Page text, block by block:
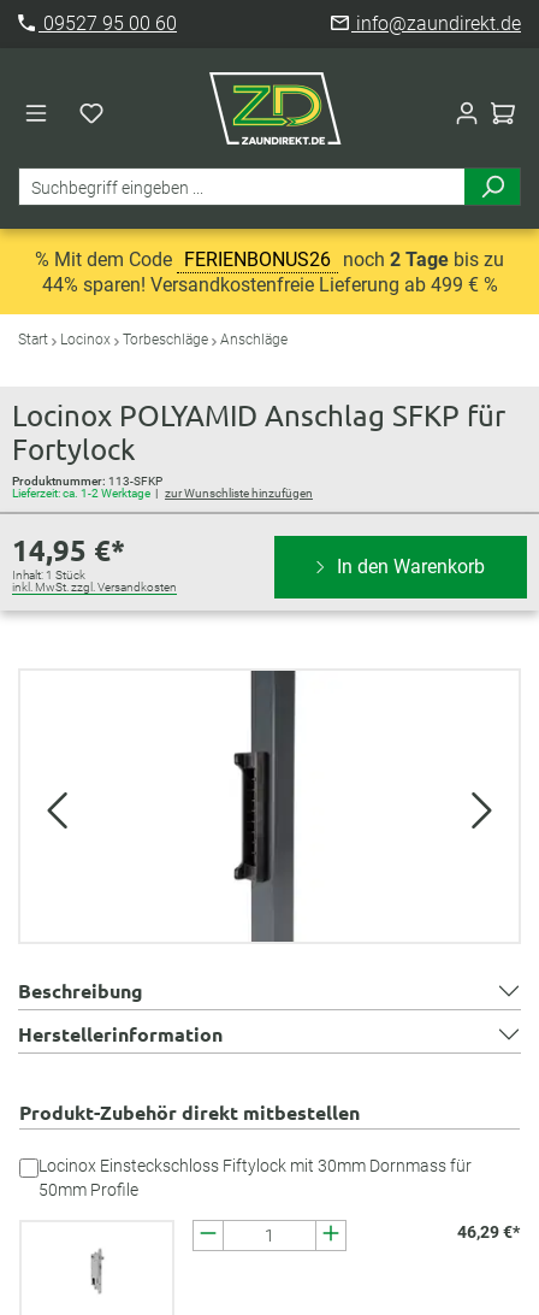
09527 95 00 60 info@zaundirekt.de
% Mit dem Code FERIENBONUS26 noch 2 Tage bis zu
44% sparen! Versandkostenfreie Lieferung ab 499 € %
Start Locinox Torbeschläge Anschläge
Locinox POLYAMID Anschlag SFKP für
Fortylock
Produktnummer: 113-SFKP
Lieferzeit: ca. 1-2 Werktage
zur Wunschliste hinzufügen
14,95 €*
Inhalt: 1 Stück
inkl. MwSt. zzgl. Versandkosten
In den Warenkorb
Beschreibung
Herstellerinformation
Produkt-Zubehör direkt mitbestellen
Locinox Einsteckschloss Fiftylock mit 30mm Dornmass für
50mm Profile
46,29 €*